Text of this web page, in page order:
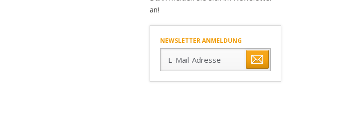
an!
NEWSLETTER ANMELDUNG
Mail-